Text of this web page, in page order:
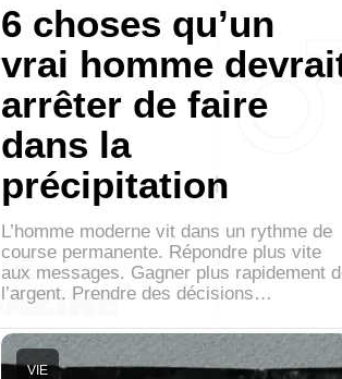
6 choses qu’un
vrai homme
arrêter de faire
dans la
précipitation
L’homme moderne vit dans un rythme de
course permanente. Répondre plus vite
aux messages. Gagner plus rapidement
l’argent. Prendre des décisions…
VIE